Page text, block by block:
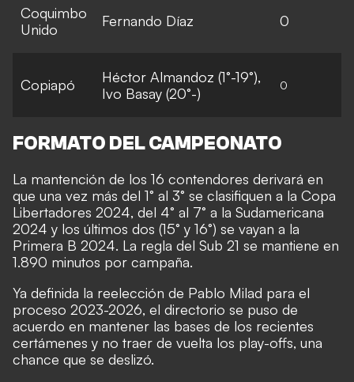
Coquimbo
Unido
Fernando Díaz 0
Copiapó
Héctor Almandoz (1°-19°),
Ivo Basay (20°-)
0
FORMATO DEL CAMPEONATO
La mantención de los 16 contendores derivará en
que una vez más del 1° al 3° se clasifiquen a la Copa
Libertadores 2024, del 4° al 7° a la Sudamericana
2024 y los últimos dos (15° y 16°) se vayan a la
Primera B 2024. La regla del Sub 21 se mantiene en
1.890 minutos por campaña.
Ya definida la reelección de Pablo Milad para el
proceso 2023-2026, el directorio se puso de
acuerdo en mantener las bases de los recientes
certámenes y no traer de vuelta los play-offs, una
chance que se deslizó.